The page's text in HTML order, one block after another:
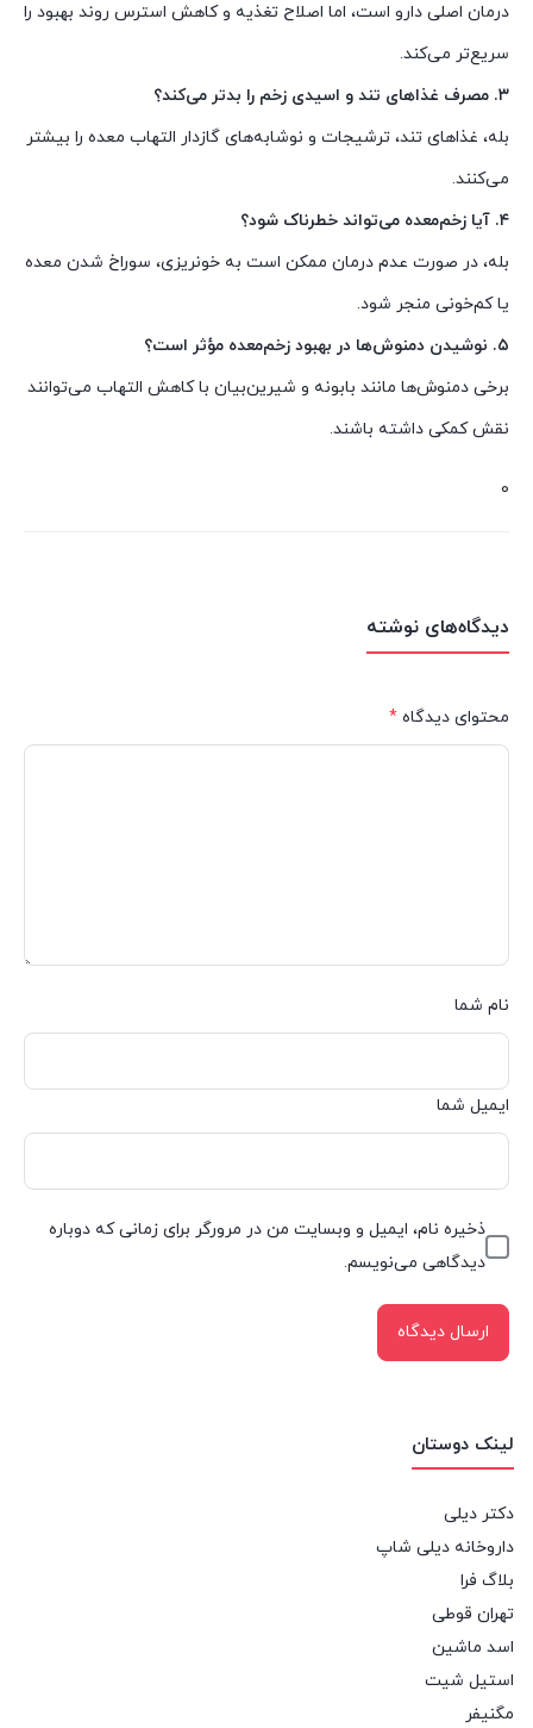
لینک دوستان
دکتر دیلی
داروخانه دیلی شاپ
بلاگ فرا
تهران قوطی
اسد ماشین
استیل شیت
مگنیفر
درمان اصلی دارو است، اما اصلاح تغذیه و کاهش استرس روند بهبود را
سریع‌تر می‌کند.
۳. مصرف غذاهای تند و اسیدی زخم را بدتر می‌کند؟
بله، غذاهای تند، ترشیجات و نوشابه‌های گازدار التهاب معده را بیشتر
می‌کنند.
۴. آیا زخم‌معده می‌تواند خطرناک شود؟
بله، در صورت عدم درمان ممکن است به خونریزی، سوراخ شدن معده
یا کم‌خونی منجر شود.
۵. نوشیدن دمنوش‌ها در بهبود زخم‌معده مؤثر است؟
برخی دمنوش‌ها مانند بابونه و شیرین‌بیان با کاهش التهاب می‌توانند
نقش کمکی داشته باشند.
0
دیدگاه‌های نوشته
محتوای دیدگاه *
نام شما
ایمیل شما
ذخیره نام، ایمیل و وبسایت من در مرورگر برای زمانی که دوباره
دیدگاهی می‌نویسم.